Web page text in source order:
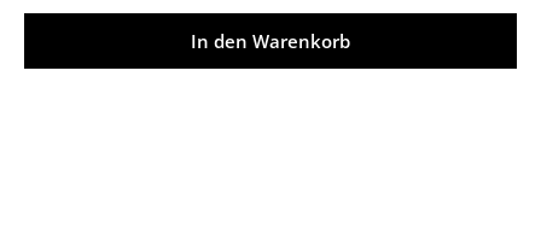
In den Warenkorb